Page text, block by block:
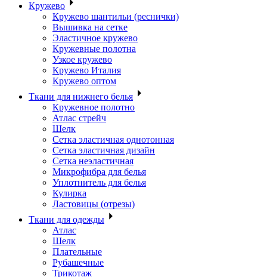
Кружево
Кружево шантильи (реснички)
Вышивка на сетке
Эластичное кружево
Кружевные полотна
Узкое кружево
Кружево Италия
Кружево оптом
Ткани для нижнего белья
Кружевное полотно
Атлас стрейч
Шелк
Сетка эластичная однотонная
Сетка эластичная дизайн
Сетка неэластичная
Микрофибра для белья
Уплотнитель для белья
Кулирка
Ластовицы (отрезы)
Ткани для одежды
Атлас
Шелк
Плательные
Рубашечные
Трикотаж